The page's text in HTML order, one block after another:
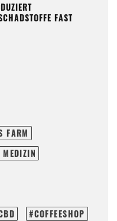
FAST
FARM
COFFEESHOP